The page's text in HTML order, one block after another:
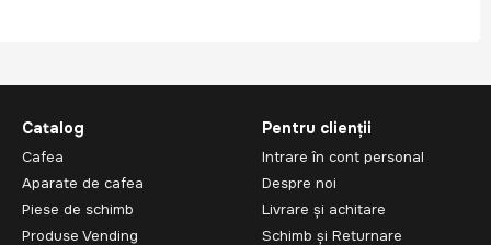
Catalog
Cafea
Aparate de cafea
Piese de schimb
Produse Vending
Pentru clienții
Intrare în cont personal
Despre noi
Livrare și achitare
Schimb și Returnare